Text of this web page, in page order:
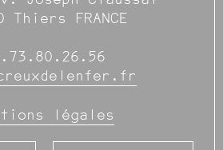
Thiers FRANCE
légales